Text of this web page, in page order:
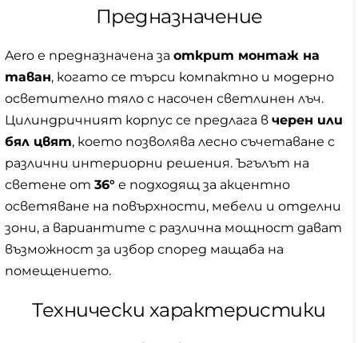
Предназначение
Aero е предназначена за открит монтаж на
таван, когато се търси компактно и модерно
осветително тяло с насочен светлинен лъч.
Цилиндричният корпус се предлага в черен или
бял цвят, което позволява лесно съчетаване с
различни интериорни решения. Ъгълът на
светене от 36° е подходящ за акцентно
осветяване на повърхности, мебели и отделни
зони, а вариантите с различна мощност дават
възможност за избор според мащаба на
помещението.
Технически характеристики